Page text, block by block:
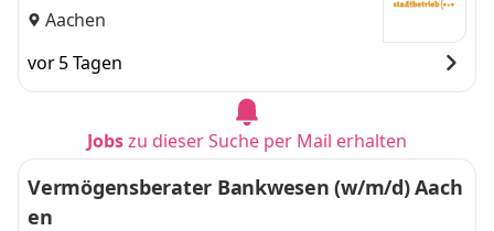
Aachen
vor 5 Tagen
Jobszu dieser Suche per Mail erhalten
Vermögensberater Bankwesen (w/m/d) Aach
en